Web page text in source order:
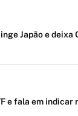
Japão e deixa
e fala em indicar